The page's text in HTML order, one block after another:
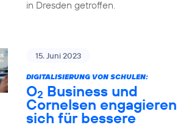
in Dresden getroffen.
15. Juni 2023
DIGITALISIERUNG VON SCHULEN:
O2 Business und
Cornelsen engagieren
sich für bessere